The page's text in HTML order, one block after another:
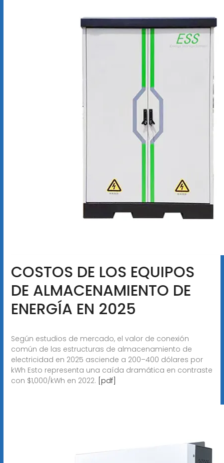
COSTOS DE LOS EQUIPOS
DE ALMACENAMIENTO DE
ENERGÍA EN 2025
Según estudios de mercado, el valor de conexión
común de las estructuras de almacenamiento de
electricidad en 2025 asciende a 200–400 dólares por
kWh Esto representa una caída dramática en contraste
con $1,000/kWh en 2022. [pdf]